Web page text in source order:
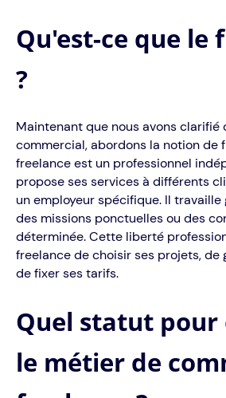
Qu'est-ce que le
?
Maintenant que nous avons clarifié
commercial, abordons la notion de
freelance est un professionnel
propose ses services à différents
un employeur spécifique. Il
des missions ponctuelles ou des
déterminée. Cette liberté
freelance de choisir ses projets, de
de fixer ses tarifs.
Quel statut pour
le métier de